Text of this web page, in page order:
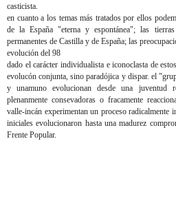
casticista.
en cuanto a los temas más tratados por ellos
de la España "eterna y espontánea"; las
permanentes de Castilla y de España; las
evolución del 98
dado el carácter individualista e iconoclasta de
evolucón conjunta, sino paradójica y dispar. el
y unamuno evolucionan desde una juventud
plenanmente consevadoras o fracamente
valle-incán experimentan un proceso radicalmente
iniciales evolucionaron hasta una madurez
Frente Popular.